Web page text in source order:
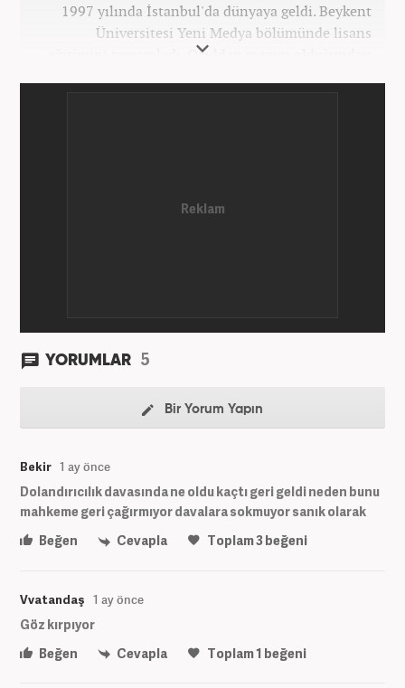
1997 yılında İstanbul'da dünyaya geldi. Beykent
Üniversitesi Yeni Medya bölümünde lisans
eğitimini tamamladı. Okuldan mezun olduğundan
YORUMLAR 5
Bir Yorum Yapın
Bekir 1 ay önce
Dolandırıcılık davasında ne oldu kaçtı geri geldi neden bunu
mahkeme geri çağırmıyor davalara sokmuyor sanık olarak
Beğen
Cevapla Toplam3beğeni
Vvatandaş 1 ay önce
Göz kırpıyor
Beğen
Cevapla Toplam1 beğeni